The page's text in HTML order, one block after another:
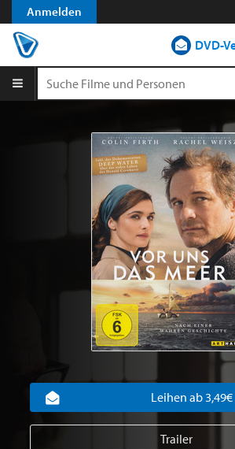
Anmelden
DVD-
Shop
Blog
Leihen ab 3,49€
Trailer